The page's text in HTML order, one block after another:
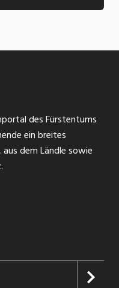
des Fürstentums
ein breites
dem Ländle sowie